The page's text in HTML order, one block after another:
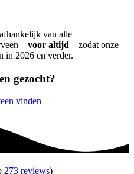
van alle
– voor altijd – zodat onze
in 2026 en verder.
gezocht?
vinden
273 reviews)